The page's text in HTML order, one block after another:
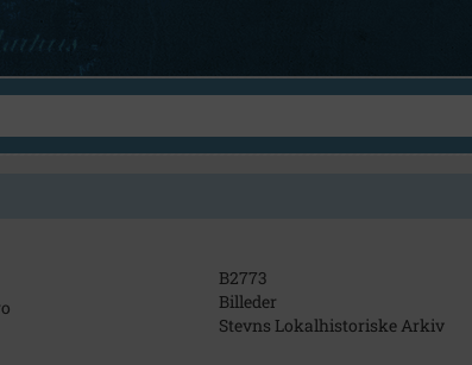
B2773
Billeder
Stevns Lokalhistoriske Arkiv